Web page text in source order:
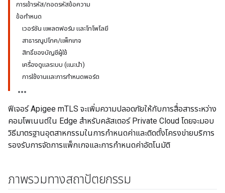
การเข้ารหัส/ถอดรหัสข้อความ
ข้อกำหนด
เวอร์ชัน แพลตฟอร์ม และโทโพโลยี
สาธารณูปโภค/แพ็กเกจ
สิทธิ์ของบัญชีผู้ใช้
เครื่องดูแลระบบ (แนะนำ)
การใช้งานและการกำหนดพอร์ต
ฟีเจอร์ Apigee mTLS จะเพิ่มความปลอดภัยให้กับการสื่อสารระหว่าง
คอมโพเนนต์ใน Edge สำหรับคลัสเตอร์ Private Cloud โดยจะมอบ
วิธีมาตรฐานอุตสาหกรรมในการกำหนดค่าและติดตั้งโครงข่ายบริการ
รองรับการจัดการแพ็กเกจและการกำหนดค่าอัตโนมัติ
ภาพรวมทางสถาปัตยกรรม